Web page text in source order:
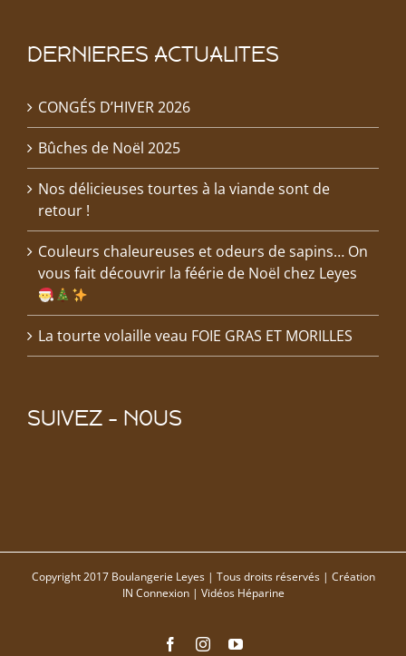
DERNIERES ACTUALITES
CONGÉS D’HIVER 2026
Bûches de Noël 2025
Nos délicieuses tourtes à la viande sont de
retour !
Couleurs chaleureuses et odeurs de sapins… On
vous fait découvrir la féérie de Noël chez Leyes
La tourte volaille veau FOIE GRAS ET MORILLES
SUIVEZ – NOUS
Copyright 2017 Boulangerie Leyes | Tous droits réservés | Création
IN Connexion| Vidéos Héparine
FacebookInstagramYouTube